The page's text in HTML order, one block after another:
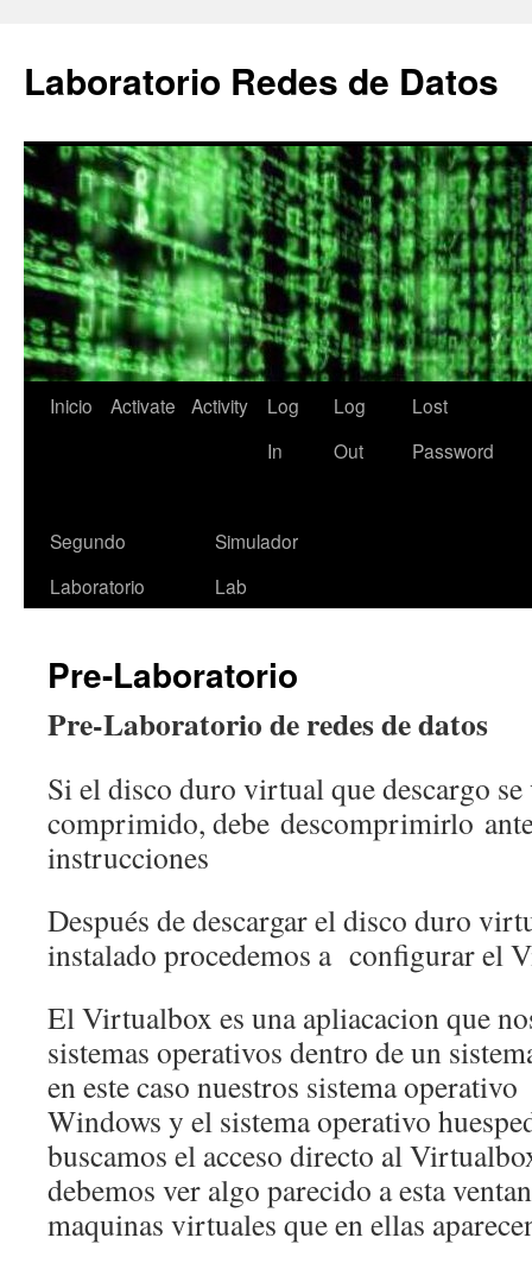
contenido
Laboratorio Redes de Datos
Inicio Activate Activity
Log
In
Log
Out
Lost
Password
Segundo
Laboratorio
Simulador
Lab
Pre-Laboratorio
Pre-Laboratorio de redes de datos
Si el disco duro virtual que descargo
comprimido, debe descomprimirlo
instrucciones
Después de descargar el disco duro
instalado procedemos a configurar el
El Virtualbox es una apliacacion que
sistemas operativos dentro de un
en este caso nuestros sistema
Windows y el sistema operativo
buscamos el acceso directo al
debemos ver algo parecido a esta
maquinas virtuales que en ellas